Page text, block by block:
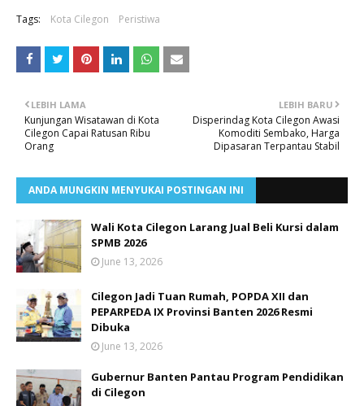
Tags: Kota Cilegon Peristiwa
LEBIH BARU
Disperindag Kota Cilegon Awasi
Komoditi Sembako, Harga
Dipasaran Terpantau Stabil
LEBIH LAMA
Kunjungan Wisatawan di Kota
Cilegon Capai Ratusan Ribu
Orang
ANDA MUNGKIN MENYUKAI POSTINGAN INI
Wali Kota Cilegon Larang Jual Beli Kursi dalam
SPMB 2026
June 13, 2026
Cilegon Jadi Tuan Rumah, POPDA XII dan
PEPARPEDA IX Provinsi Banten 2026 Resmi
Dibuka
June 13, 2026
Gubernur Banten Pantau Program Pendidikan
di Cilegon